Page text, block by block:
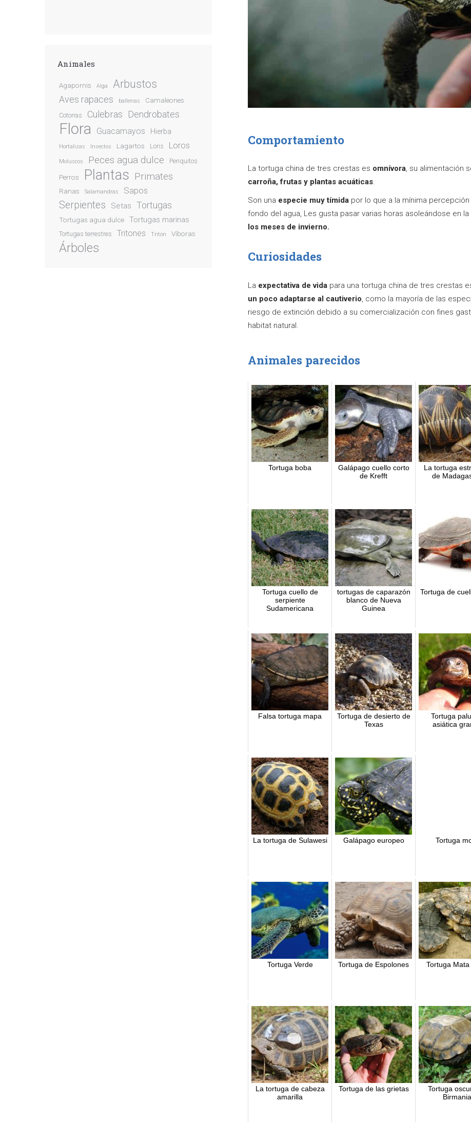
Comportamiento
La tortuga china de tres crestas es omnívora, su alimentación
carroña, frutas y plantas acuáticas.
Son una especie muy tímida por lo que a la mínima
fondo del agua, Les gusta pasar varias horas asoleándose en
los meses de invierno.
Curiosidades
La expectativa de vida para una tortuga china de tres crestas
un poco adaptarse al cautiverio, como la mayoría de las
riesgo de extinción debido a su comercialización con fines
habitat natural.
Animales parecidos
Tortuga boba
Galápago cuello corto
de Krefft
La tortuga
de
Tortuga cuello de
serpiente
Sudamericana
tortugas de caparazón
blanco de Nueva
Guinea
Tortuga de
Falsa tortuga mapa
Tortuga de desierto de
Texas
Tortuga
asiática
La tortuga de Sulawesi Galápago europeo Tortuga
Tortuga Verde Tortuga de Espolones Tortuga Mata
La tortuga de cabeza
amarilla
Tortuga de las grietas
Tortuga
Birmania
Animales
Agapornis Alga Arbustos
Aves rapaces ballenas Camaleones
Cotorras Culebras Dendrobates
Flora Guacamayos Hierba
Hortalizas Insectos Lagartos Loris Loros
Moluscos Peces agua dulce Periquitos
Perros Plantas Primates
Ranas Salamandras Sapos
Serpientes Setas Tortugas
Tortugas agua dulce Tortugas marinas
Tortugas terrestres Tritones Tritón Víboras
Árboles